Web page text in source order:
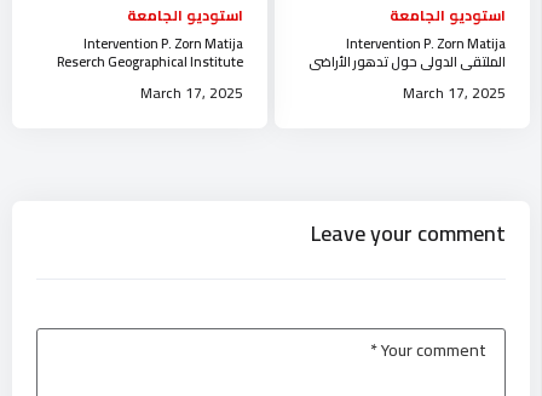
استوديو الجامعة
Intervention P. Zorn Matija
الملتقى الدولي حول تدهور الأراضي
March 17, 2025
استوديو الجامعة
Intervention P. Zorn Matija
Reserch Geographical Institute
March 17, 2025
Leave your comment